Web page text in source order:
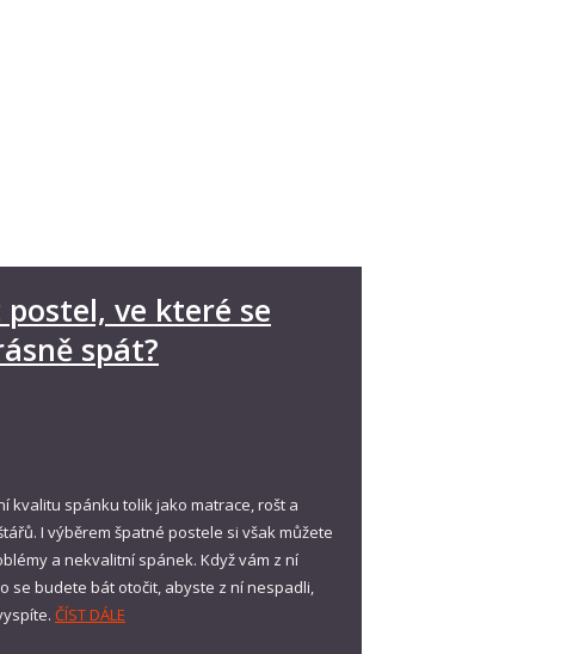
postel, ve které se
spát?
kvalitu spánku tolik jako matrace, rošt a
I výběrem špatné postele si však můžete
a nekvalitní spánek. Když vám z ní
se budete bát otočit, abyste z ní nespadli,
ČÍST DÁLE